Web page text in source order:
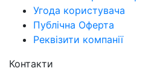
Угода користувача
Публічна Оферта
Реквізити компанії
Контакти